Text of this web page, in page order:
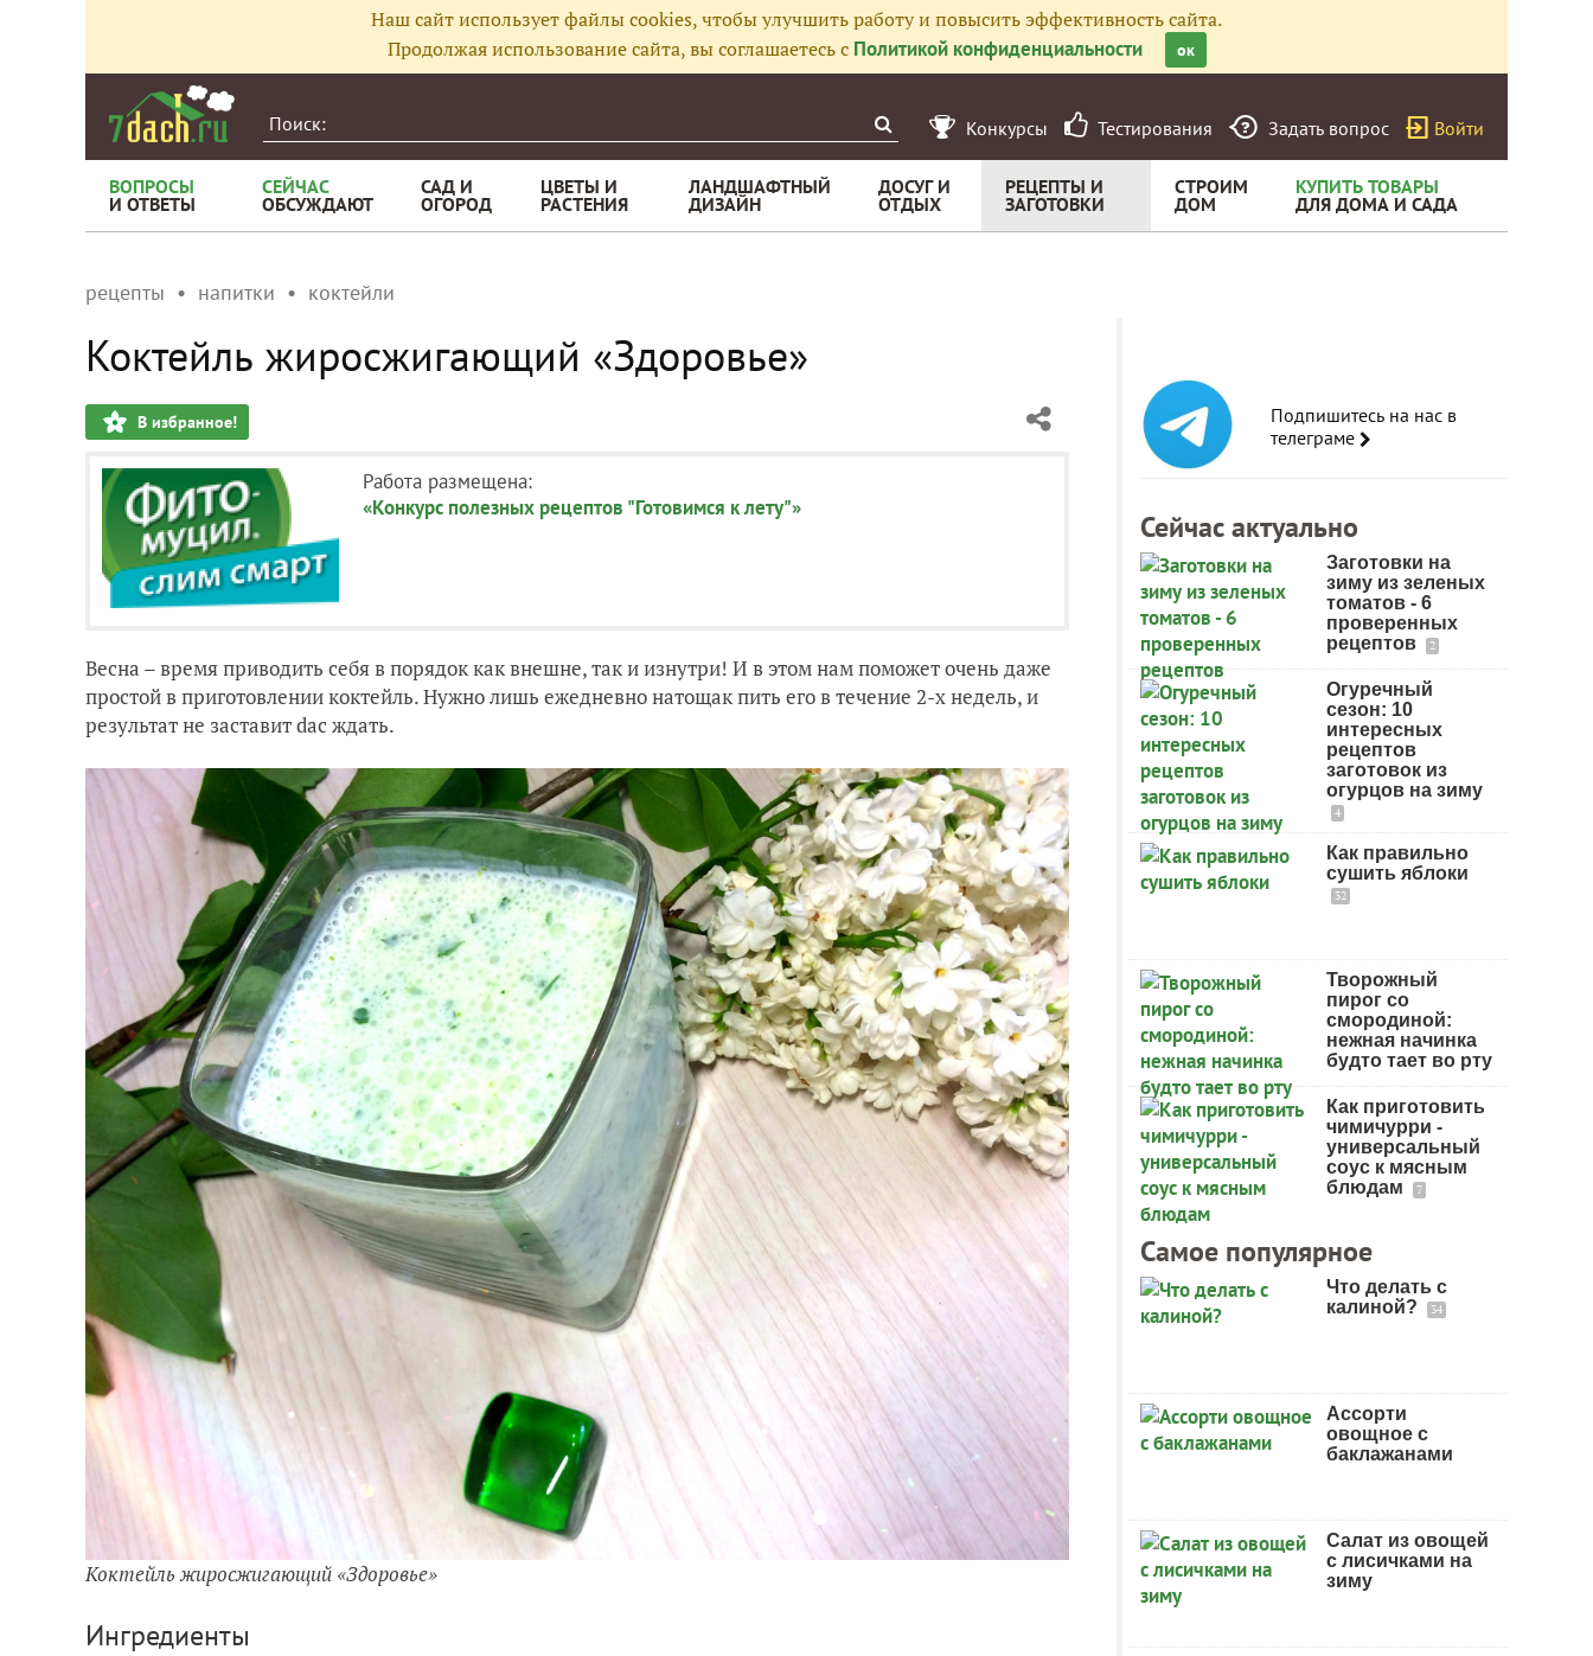
Наш сайт использует файлы cookies, чтобы улучшить работу и повысить эффективность сайта.
Продолжая использование сайта, вы соглашаетесь с Политикой конфиденциальности ок
Конкурсы Тестирования Задать вопрос Войти
ВОПРОСЫ
И ОТВЕТЫ
СЕЙЧАС
ОБСУЖДАЮТ
САД И
ОГОРОД
ЦВЕТЫ И
РАСТЕНИЯ
ЛАНДШАФТНЫЙ
ДИЗАЙН
ДОСУГ И
ОТДЫХ
РЕЦЕПТЫ И
ЗАГОТОВКИ
СТРОИМ
ДОМ
КУПИТЬ ТОВАРЫ
ДЛЯ ДОМА И САДА
рецепты напитки коктейли
Коктейль жиросжигающий «Здоровье»
В избранное!
Работа размещена:
«Конкурс полезных рецептов "Готовимся к лету"»
Весна – время приводить себя в порядок как внешне, так и изнутри! И в этом нам поможет очень даже
простой в приготовлении коктейль. Нужно лишь ежедневно натощак пить его в течение 2-х недель, и
результат не заставит dас ждать.
Коктейль жиросжигающий «Здоровье»
Ингредиенты
Подпишитесь на нас в
телеграме
Сейчас актуально
Заготовки на
зиму из зеленых
томатов - 6
проверенных
рецептов
2
Огуречный
сезон: 10
интересных
рецептов
заготовок из
огурцов на зиму
4
Как правильно
сушить яблоки
32
Творожный
пирог со
смородиной:
нежная начинка
будто тает во рту
Как приготовить
чимичурри -
универсальный
соус к мясным
блюдам
7
Самое популярное
Что делать с
калиной?
34
Ассорти
овощное с
баклажанами
Салат из овощей
с лисичками на
зиму